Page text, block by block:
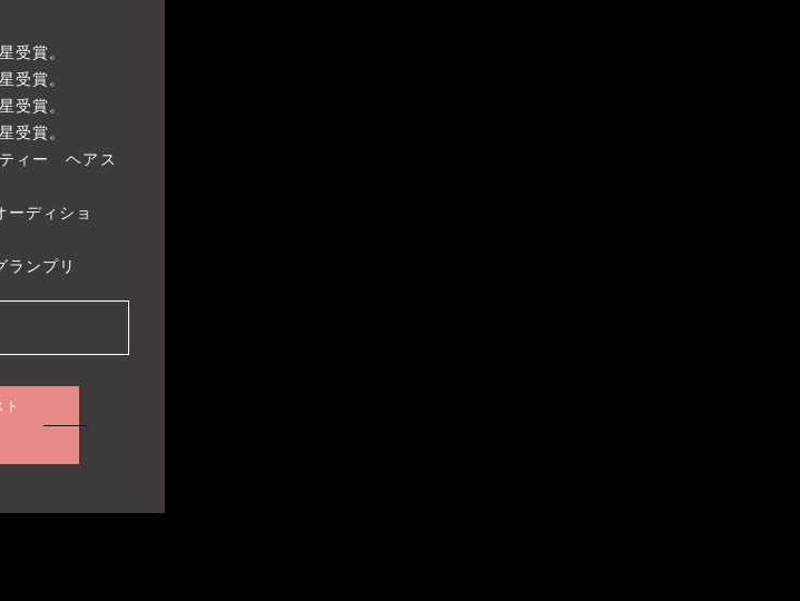
受賞。
受賞。
受賞。
受賞。
ィー ヘアス
ディショ
ンプリ